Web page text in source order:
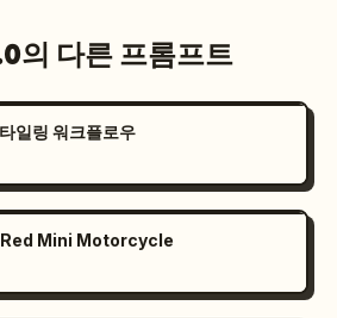
의 다른 프롬프트
일링 워크플로우
Mini Motorcycle